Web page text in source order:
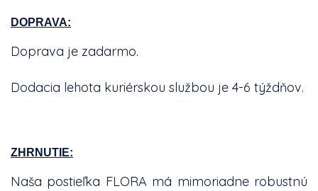
DOPRAVA:
Doprava je zadarmo.
Dodacia lehota kuriérskou službou je 4-6 týždňov.
ZHRNUTIE:
Naša postieľka FLORA má mimoriadne robustnú